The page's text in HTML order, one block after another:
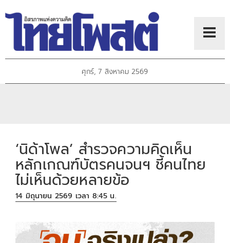
ศุกร์, 7 สิงหาคม 2569
‘นิด้าโพล’ สำรวจความคิดเห็น
หลักเกณฑ์บัตรคนจนฯ ชี้คนไทย
ไม่เห็นด้วยหลายข้อ
14 มิถุนายน 2569 เวลา 8:45 น.